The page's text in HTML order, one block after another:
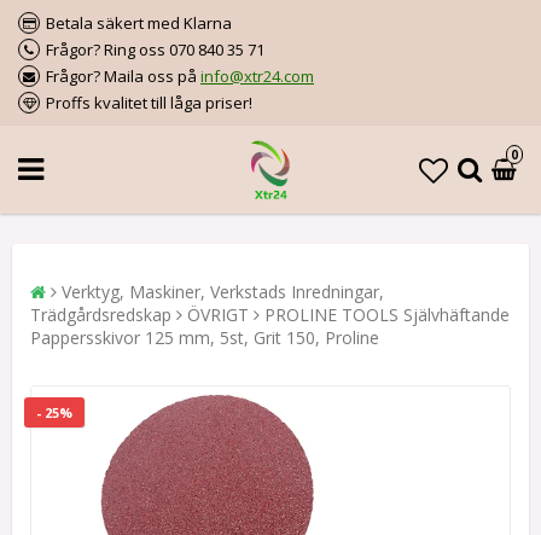
Betala säkert med Klarna
Frågor? Ring oss 070 840 35 71
Frågor? Maila oss på info@xtr24.com
Proffs kvalitet till låga priser!
0
Verktyg, Maskiner, Verkstads Inredningar,
Trädgårdsredskap
ÖVRIGT
PROLINE TOOLS Självhäftande
Pappersskivor 125 mm, 5st, Grit 150, Proline
- 25%